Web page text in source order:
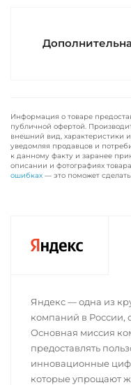
Информация о товаре
публичной офертой.
внешний вид, характеристики
уведомляя продавцов и
к данному факту и заранее
описании и фотографиях
ошибках — это поможет
Яндекс — одна из
компаний в России,
Основная миссия
предоставлять
инновационные
которые упрощают